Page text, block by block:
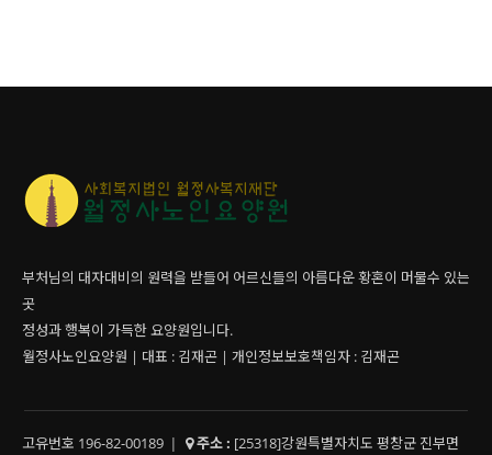
부처님의 대자대비의 원력을 받들어 어르신들의 아름다운 황혼이 머물수 있는
곳
정성과 행복이 가득한 요양원입니다.
월정사노인요양원 | 대표 : 김재곤 | 개인정보보호책임자 : 김재곤
고유번호 196-82-00189 | 주소 : [25318]강원특별자치도 평창군 진부면